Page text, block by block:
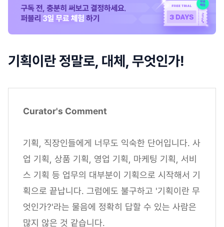
기획이란 정말로, 대체, 무엇인가!
Curator's Comment
기획, 직장인들에게 너무도 익숙한 단어입니다. 사
업 기획, 상품 기획, 영업 기획, 마케팅 기획, 서비
스 기획 등 업무의 대부분이 기획으로 시작해서 기
획으로 끝납니다. 그럼에도 불구하고 '기획이란 무
엇인가?'라는 물음에 정확히 답할 수 있는 사람은
많지 않은 것 같습니다.